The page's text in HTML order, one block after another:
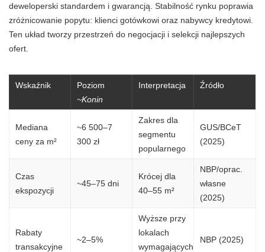
deweloperski standardem i gwarancją. Stabilność rynku poprawia
zróżnicowanie popytu: klienci gotówkowi oraz nabywcy kredytowi.
Ten układ tworzy przestrzeń do negocjacji i selekcji najlepszych
ofert.
Wskaźnik
Poziom
~Konin
Interpretacja Źródło
Mediana
ceny za m²
~6 500–7
300 zł
Zakres dla
segmentu
popularnego
GUS/BCeT
(2025)
Czas
ekspozycji
~45–75 dni
Krócej dla
40–55 m²
NBP/oprac.
własne
(2025)
Rabaty
transakcyjne
~2–5%
Wyższe przy
lokalach
wymagających
NBP (2025)